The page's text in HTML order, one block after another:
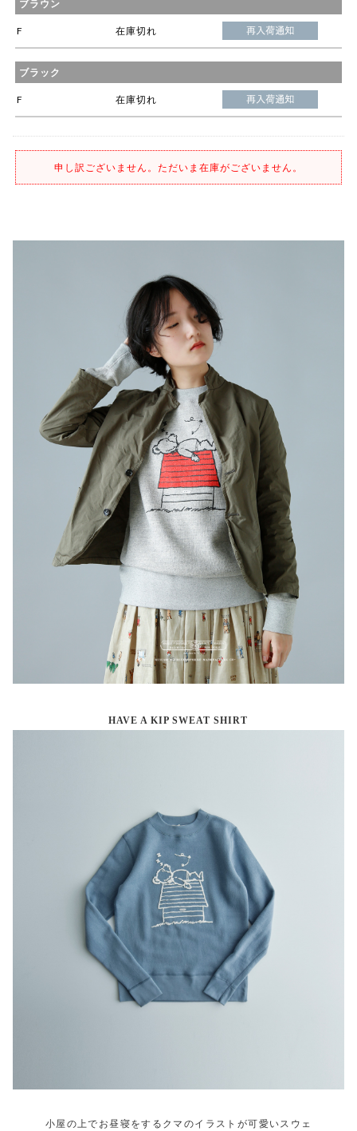
ブラウン
F 在庫切れ
ブラック
F 在庫切れ
申し訳ございません。ただいま在庫がございません。
HAVE A KIP SWEAT SHIRT
小屋の上でお昼寝をするクマのイラストが可愛いスウェ